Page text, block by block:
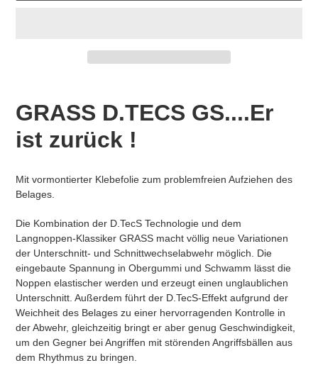
zum
Warenkorb
hinzugefügt
GRASS D.TECS GS....Er
ist zurück !
Mit vormontierter Klebefolie zum problemfreien Aufziehen des
Belages.
Die Kombination der D.TecS Technologie und dem
Langnoppen-Klassiker GRASS macht völlig neue Variationen
der Unterschnitt- und Schnittwechselabwehr möglich. Die
eingebaute Spannung in Obergummi und Schwamm lässt die
Noppen elastischer werden und erzeugt einen unglaublichen
Unterschnitt. Außerdem führt der D.TecS-Effekt aufgrund der
Weichheit des Belages zu einer hervorragenden Kontrolle in
der Abwehr, gleichzeitig bringt er aber genug Geschwindigkeit,
um den Gegner bei Angriffen mit störenden Angriffsbällen aus
dem Rhythmus zu bringen.